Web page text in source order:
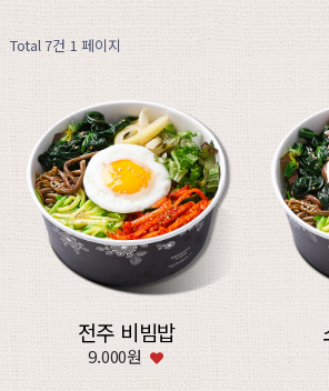
Total 7건 1 페이지
전주 비빔밥
9.000원